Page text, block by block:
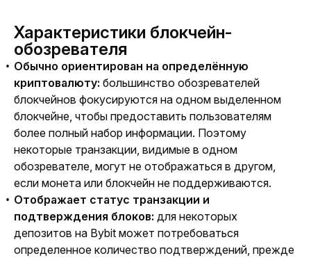
Характеристики блокчейн-
обозревателя
Обычно ориентирован на определённую
криптовалюту: большинство обозревателей
блокчейнов фокусируются на одном выделенном
блокчейне, чтобы предоставить пользователям
более полный набор информации. Поэтому
некоторые транзакции, видимые в одном
обозревателе, могут не отображаться в другом,
если монета или блокчейн не поддерживаются.
Отображает статус транзакции и
подтверждения блоков: для некоторых
депозитов на Bybit может потребоваться
определенное количество подтверждений, прежде